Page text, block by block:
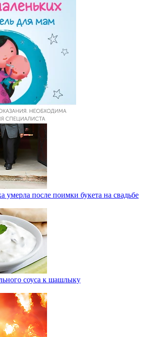
умерла после поимки букета на свадьбе
соуса к шашлыку